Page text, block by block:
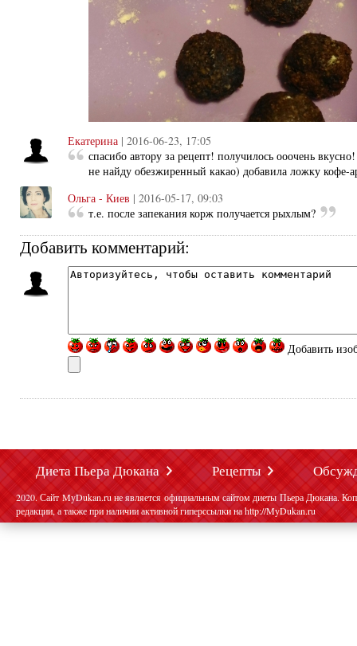
Екатерина | 2016-06-23, 17:05
спасибо автору за рецепт! получилось ооочень
не найду обезжиренный какао) добавила ложку
Ольга - Киев | 2016-05-17, 09:03
т.е. после запекания корж получается рыхлым?
Добавить комментарий:
Добавить
Диета Пьера Дюкана Рецепты
2020. Сайт MyDukan.ru не является официальным сайтом диеты Пьера Дюкана.
редакции, а также при наличии активной гиперссылки на http://MyDukan.ru